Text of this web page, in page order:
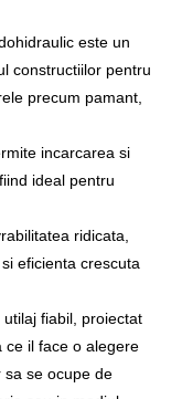
este un
constructiilor pentru
precum pamant,
incarcarea si
ideal pentru
ridicata,
eficienta crescuta
utilaj fiabil, proiectat
ce il face o alegere
sa se ocupe de